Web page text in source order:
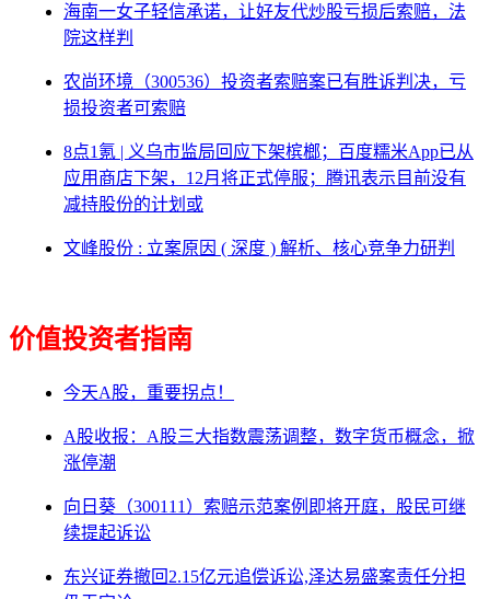
海南一女子轻信承诺，让好友代炒股亏损后索赔，法
院这样判
农尚环境（300536）投资者索赔案已有胜诉判决，亏
损投资者可索赔
8点1氪 | 义乌市监局回应下架槟榔；百度糯米App已从
应用商店下架，12月将正式停服；腾讯表示目前没有
减持股份的计划或
文峰股份 : 立案原因 ( 深度 ) 解析、核心竞争力研判
价值投资者指南
今天A股，重要拐点！
A股收报：A股三大指数震荡调整，数字货币概念，掀
涨停潮
向日葵（300111）索赔示范案例即将开庭，股民可继
续提起诉讼
东兴证券撤回2.15亿元追偿诉讼,泽达易盛案责任分担